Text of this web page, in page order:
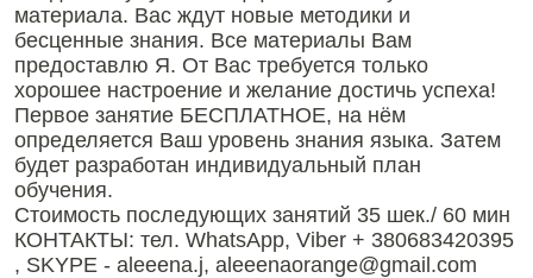
материала. Вас ждут новые методики и
бесценные знания. Все материалы Вам
предоставлю Я. От Вас требуется только
хорошее настроение и желание достичь успеха!
Первое занятие БЕСПЛАТНОЕ, на нём
определяется Ваш уровень знания языка. Затем
будет разработан индивидуальный план
обучения.
Стоимость последующих занятий 35 шек./ 60 мин
КОНТАКТЫ: тел. WhatsApp, Viber + 380683420395
, SKYPE - aleeena.j, aleeenaorange@gmail.com